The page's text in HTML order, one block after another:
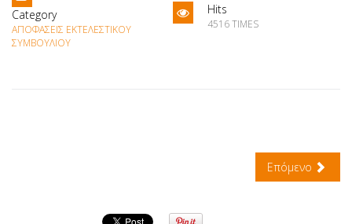
Category
ΑΠΟΦΆΣΕΙΣ ΕΚΤΕΛΕΣΤΙΚΟΎ
ΣΥΜΒΟΥΛΊΟΥ
Hits
4516 TIMES
Επόμενο